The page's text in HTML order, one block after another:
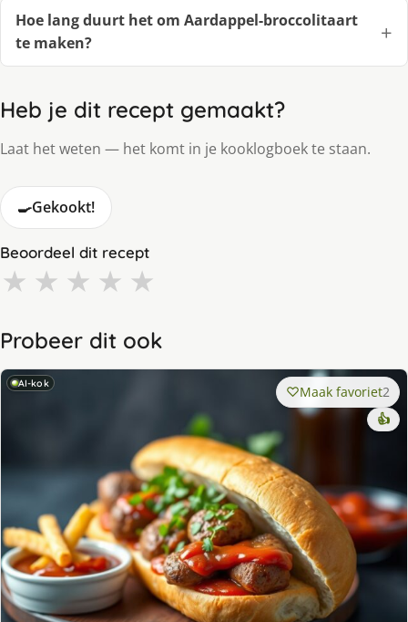
Hoe lang duurt het om Aardappel-broccolitaart
te maken?
Heb je dit recept gemaakt?
Laat het weten — het komt in je kooklogboek te staan.
🍳Gekookt!
Beoordeel dit recept
★ ★ ★ ★ ★
Probeer dit ook
AI-kok Maak favoriet2
👍